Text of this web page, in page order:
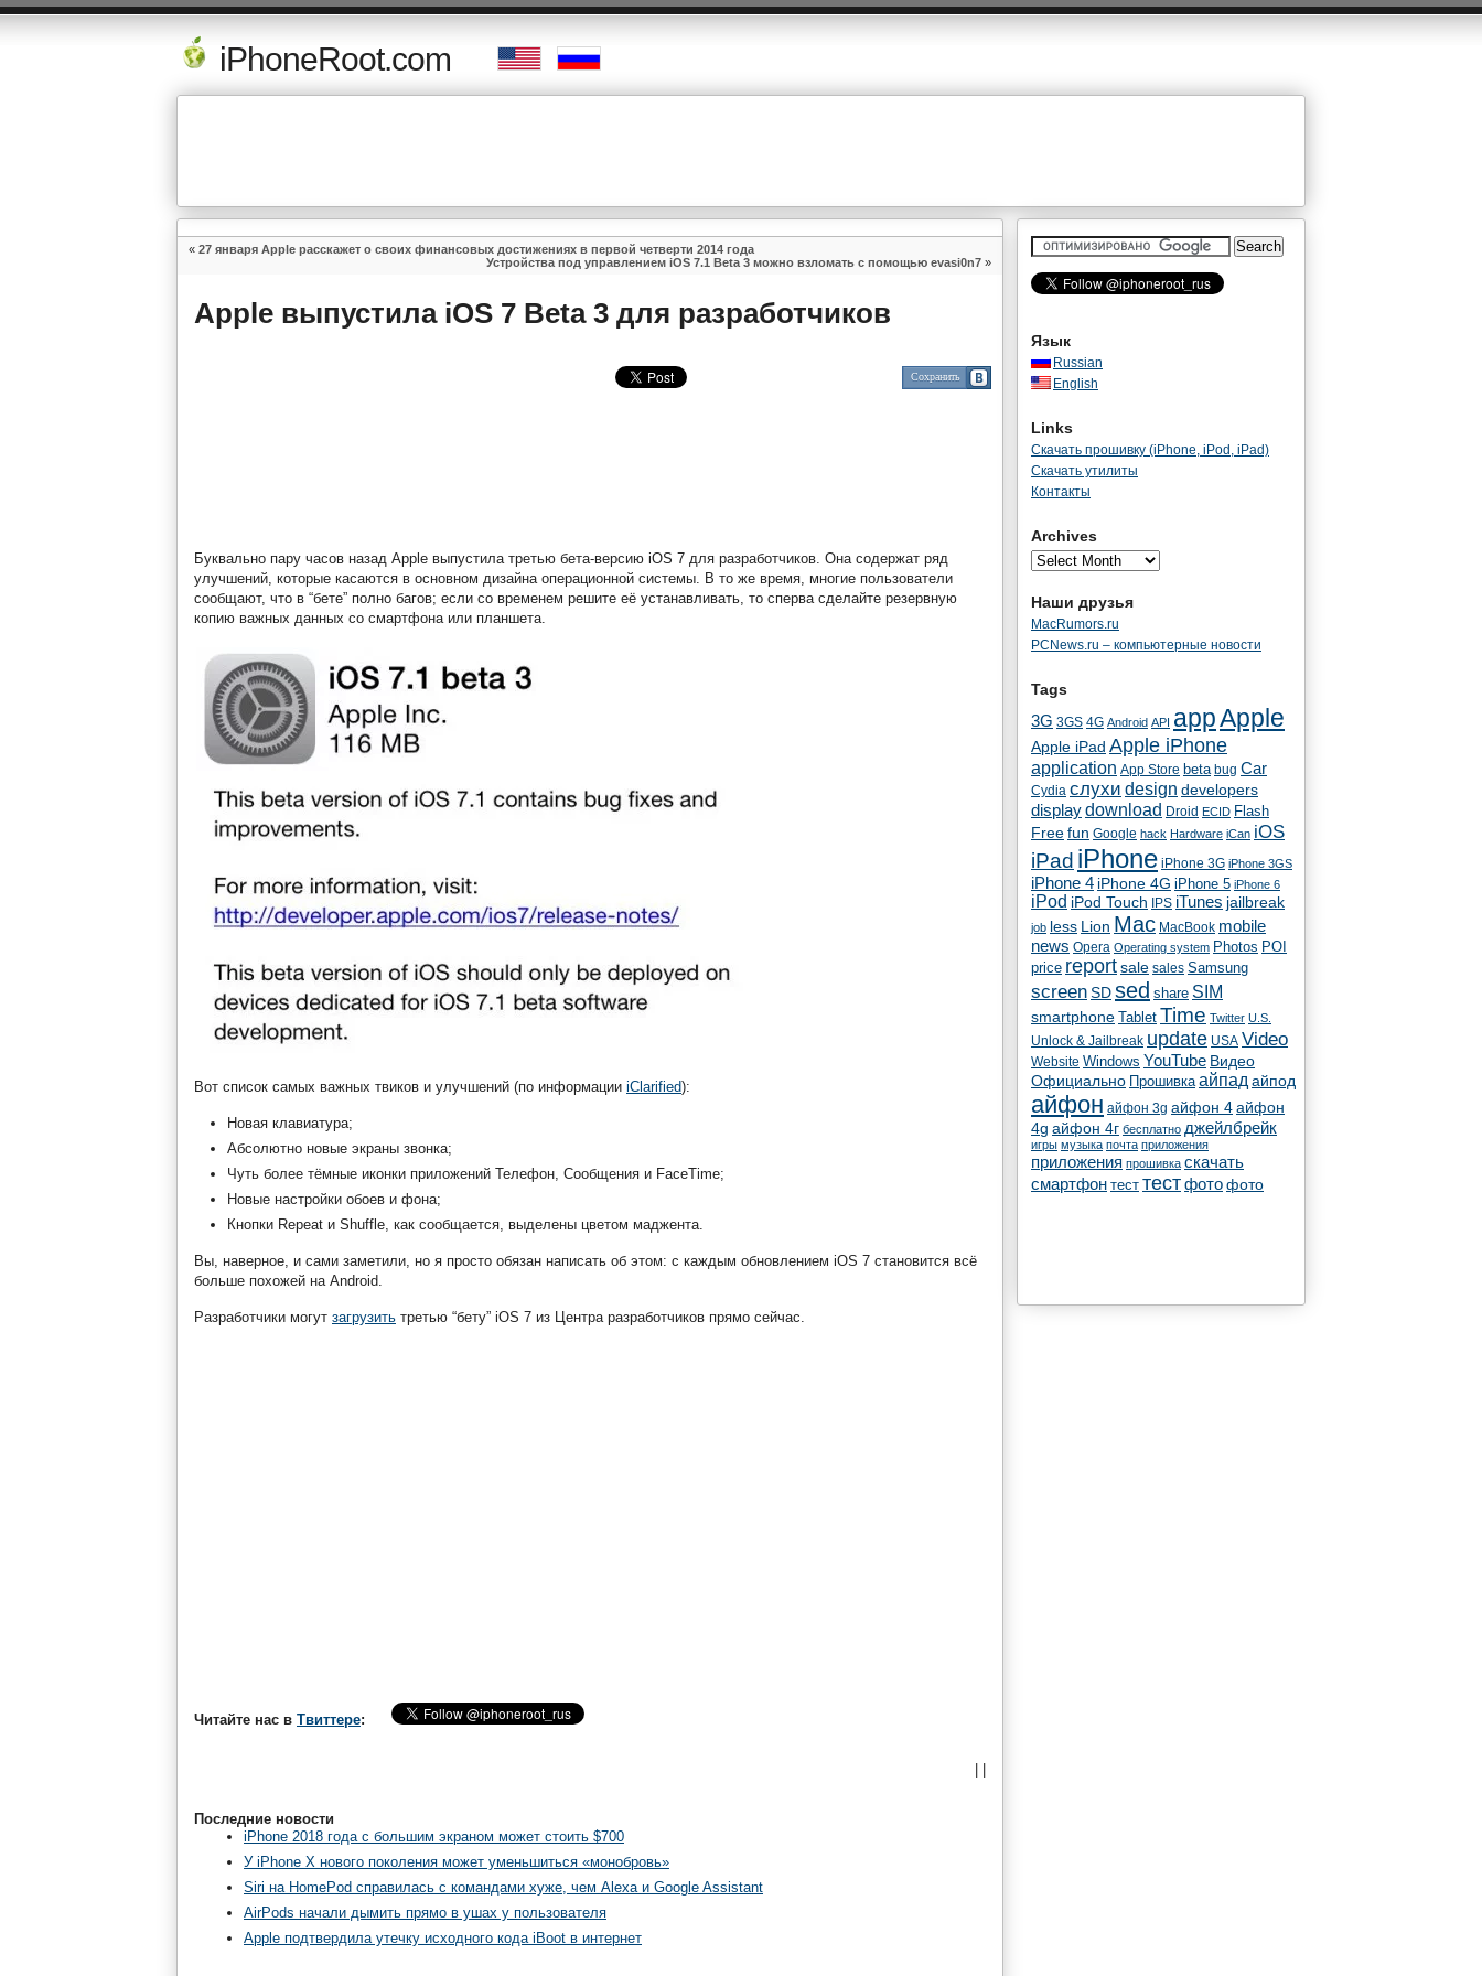
iPhoneRoot.com
« 27 января Apple расскажет о своих финансовых достижениях в первой четверти 2014 года
Устройства под управлением iOS 7.1 Beta 3 можно взломать с помощью evasi0n7 »
Apple выпустила iOS 7 Beta 3 для разработчиков
Сохранить
Буквально пару часов назад Apple выпустила третью бета-версию iOS 7 для разработчиков. Она содержат ряд
улучшений, которые касаются в основном дизайна операционной системы. В то же время, многие пользователи
сообщают, что в “бете” полно багов; если со временем решите её устанавливать, то сперва сделайте резервную
копию важных данных со смартфона или планшета.
Вот список самых важных твиков и улучшений (по информации iClarified):
Новая клавиатура;
Абсолютно новые экраны звонка;
Чуть более тёмные иконки приложений Телефон, Сообщения и FaceTime;
Новые настройки обоев и фона;
Кнопки Repeat и Shuffle, как сообщается, выделены цветом маджента.
Вы, наверное, и сами заметили, но я просто обязан написать об этом: с каждым обновлением iOS 7 становится всё
больше похожей на Android.
Разработчики могут загрузить третью “бету” iOS 7 из Центра разработчиков прямо сейчас.
Читайте нас в Твиттере:
Последние новости
iPhone 2018 года с большим экраном может стоить $700
У iPhone X нового поколения может уменьшиться «монобровь»
Siri на HomePod справилась с командами хуже, чем Alexa и Google Assistant
AirPods начали дымить прямо в ушах у пользователя
Apple подтвердила утечку исходного кода iBoot в интернет
Язык
Russian
English
Links
Скачать прошивку (iPhone, iPod, iPad)
Скачать утилиты
Контакты
Archives
Наши друзья
MacRumors.ru
PCNews.ru – компьютерные новости
Tags
3G 3GS 4G Android API appApple
Apple iPad Apple iPhone
application App Store beta bug Car
Cydia cлухи design developers
displaydownload Droid ECID Flash
Free fun Google hack Hardware iCan iOS
iPad iPhone iPhone 3G iPhone 3GS
iPhone 4 iPhone 4G iPhone 5 iPhone 6
iPod iPod Touch IPS iTunes jailbreak
job less Lion Mac MacBook mobile
news Opera Operating system Photos POI
price reportsale sales Samsung
screen SD sed share SIM
smartphone Tablet Time Twitter U.S.
Unlock & Jailbreak update USA Video
Website Windows YouTube Видео
Официально
Прошивка айпад айпод
айфон айфон 3g айфон 4айфон
4g айфон 4г бесплатно джейлбрейк
игры музыка почта приложения
приложения прошивка скачать
смартфон тест тестфото фото